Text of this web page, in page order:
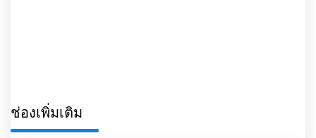
ช่วยให้ผู้ชมไม่พลาดทุกความเคลื่อนไหว
ช่องเพิ่มเติม